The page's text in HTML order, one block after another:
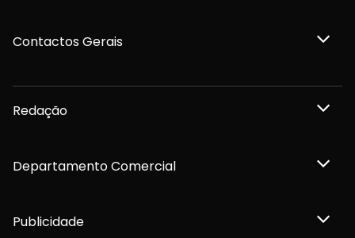
Contactos Gerais
Redação
Departamento Comercial
Publicidade